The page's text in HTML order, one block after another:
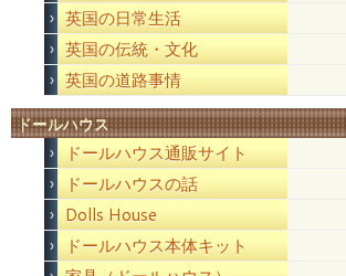
英国の日常生活
英国の伝統・文化
英国の道路事情
ドールハウス
ドールハウス通販サイト
ドールハウスの話
Dolls House
ドールハウス本体キット